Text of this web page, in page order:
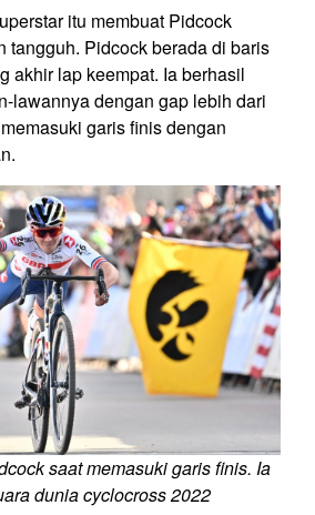
itu membuat Pidcock
tangguh. Pidcock berada di baris
akhir lap keempat. Ia berhasil
lawannya dengan gap lebih dari
garis finis dengan
saat memasuki garis finis. Ia
dunia cyclocross 2022